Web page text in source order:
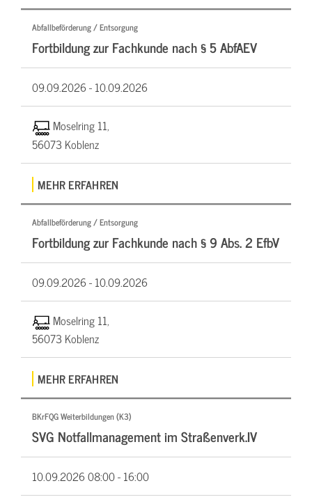
Abfallbeförderung / Entsorgung
Fortbildung zur Fachkunde nach § 5 AbfAEV
09.09.2026 -10.09.2026
Moselring 11,
56073 Koblenz
MEHR ERFAHREN
Abfallbeförderung / Entsorgung
Fortbildung zur Fachkunde nach § 9 Abs. 2 EfbV
09.09.2026 -10.09.2026
Moselring 11,
56073 Koblenz
MEHR ERFAHREN
BKrFQG Weiterbildungen (K3)
SVG Notfallmanagement im Straßenverk.IV
10.09.202608:00 - 16:00